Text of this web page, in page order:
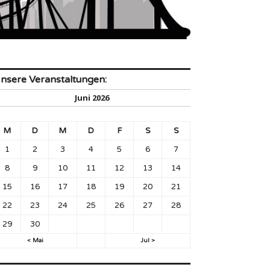
Veranstaltungen:
Juni 2026
M D M D F S
S
1
2 3 4 5 6
7
8
9 10 11 12 13
14
15
16 17 18 19 20
21
22
23 24 25 26 27
28
29
30
< Mai Jul >